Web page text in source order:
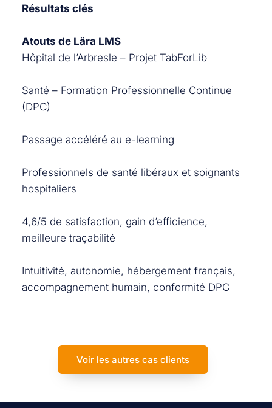
Résultats clés
Atouts de Lära LMS
Hôpital de l’Arbresle – Projet TabForLib
Santé – Formation Professionnelle Continue
(DPC)
Passage accéléré au e-learning
Professionnels de santé libéraux et soignants
hospitaliers
4,6/5 de satisfaction, gain d’efficience,
meilleure traçabilité
Intuitivité, autonomie, hébergement français,
accompagnement humain, conformité DPC
Voir les autres cas clients